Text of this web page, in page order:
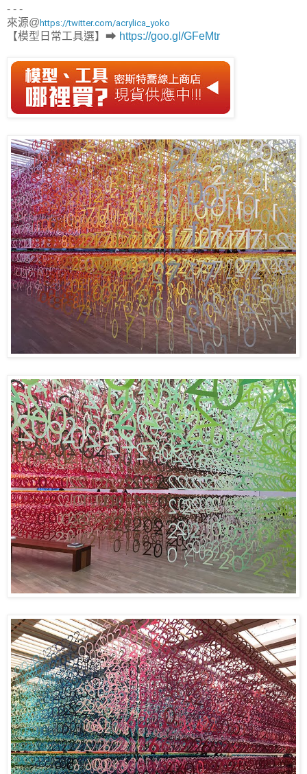
- - -
來源@ https://twitter.com/acrylica_yoko
【模型日常工具選】➡ https://goo.gl/GFeMtr